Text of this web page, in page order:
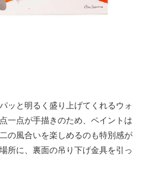
ッと明るく盛り上げてくれるウォ
一点が手描きのため、ペイントは
の風合いを楽しめるのも特別感が
所に、裏面の吊り下げ金具を引っ